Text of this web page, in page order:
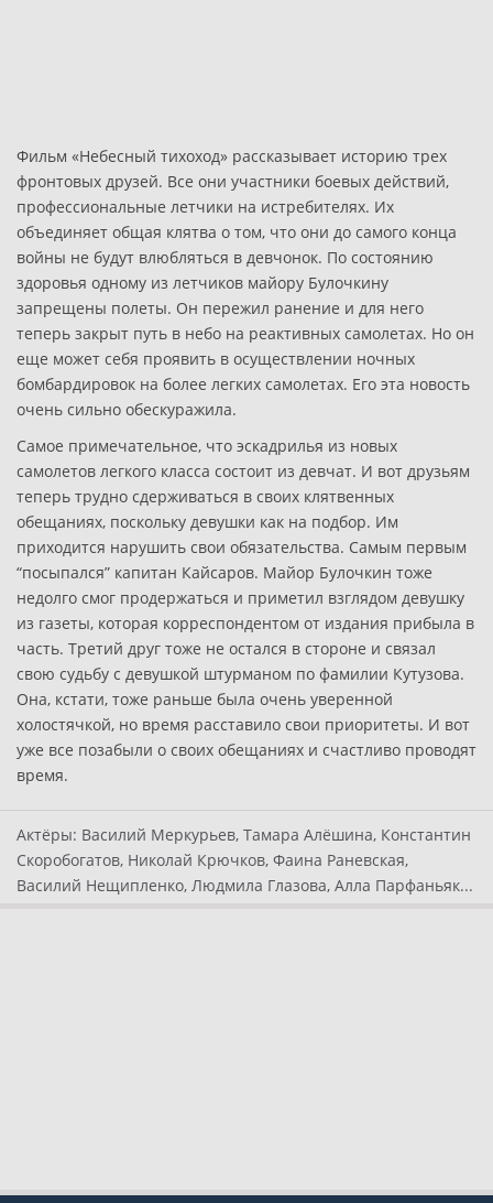
Фильм «Небесный тихоход» рассказывает историю трех
фронтовых друзей. Все они участники боевых действий,
профессиональные летчики на истребителях. Их
объединяет общая клятва о том, что они до самого конца
войны не будут влюбляться в девчонок. По состоянию
здоровья одному из летчиков майору Булочкину
запрещены полеты. Он пережил ранение и для него
теперь закрыт путь в небо на реактивных самолетах. Но он
еще может себя проявить в осуществлении ночных
бомбардировок на более легких самолетах. Его эта новость
очень сильно обескуражила.
Самое примечательное, что эскадрилья из новых
самолетов легкого класса состоит из девчат. И вот друзьям
теперь трудно сдерживаться в своих клятвенных
обещаниях, поскольку девушки как на подбор. Им
приходится нарушить свои обязательства. Самым первым
“посыпался” капитан Кайсаров. Майор Булочкин тоже
недолго смог продержаться и приметил взглядом девушку
из газеты, которая корреспондентом от издания прибыла в
часть. Третий друг тоже не остался в стороне и связал
свою судьбу с девушкой штурманом по фамилии Кутузова.
Она, кстати, тоже раньше была очень уверенной
холостячкой, но время расставило свои приоритеты. И вот
уже все позабыли о своих обещаниях и счастливо проводят
время.
Актёры: Василий Меркурьев, Тамара Алёшина, Константин
Скоробогатов, Николай Крючков, Фаина Раневская,
Василий Нещипленко, Людмила Глазова, Алла Парфаньяк...